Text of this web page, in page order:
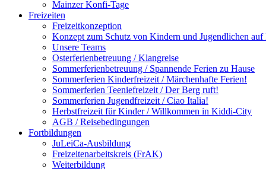
Mainzer Konfi-Tage
Freizeiten
Freizeitkonzeption
Konzept zum Schutz von Kindern und Jugendlichen auf
Unsere Teams
Osterferienbetreuung / Klangreise
Sommerferienbetreuung / Spannende Ferien zu Hause
Sommerferien Kinderfreizeit / Märchenhafte Ferien!
Sommerferien Teeniefreizeit / Der Berg ruft!
Sommerferien Jugendfreizeit / Ciao Italia!
Herbstfreizeit für Kinder / Willkommen in Kiddi-City
AGB / Reisebedingungen
Fortbildungen
JuLeiCa-Ausbildung
Freizeitenarbeitskreis (FrAK)
Weiterbildung